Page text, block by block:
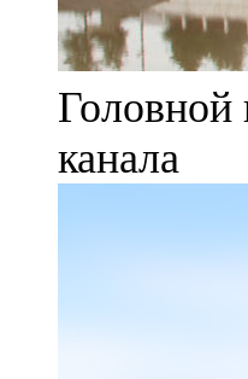
Головной
канала